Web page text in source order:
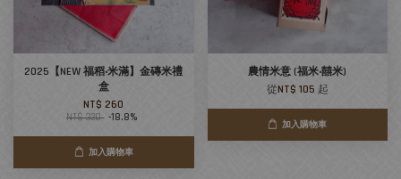
2025【NEW 福稻‧米滿】金磚米禮
盒
NT$ 260
NT$ 320 -18.8%
加入購物車
農情米意 (福米‧囍米)
從NT$ 105 起
加入購物車